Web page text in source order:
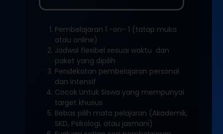
Pembelajaran 1 -on- 1 (tatap muka
atau online)
Jadwal flexibel sesuai waktu dan
paket yang dipilih
Pendekatan pembelajaran personal
dan intensif
Cocok Untuk Siswa yang mempunyai
target khusus
Bebas pilih mata pelajaran (Akademik,
SKD, Psikologi, atau jasmani)